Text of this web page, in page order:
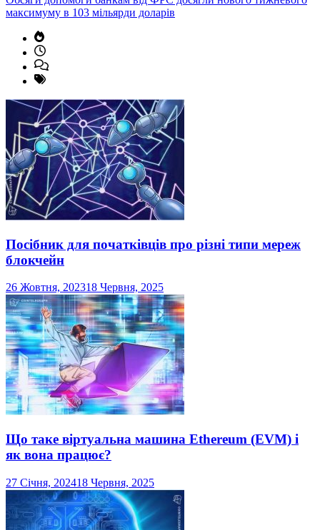
максимуму в 103 мільярди доларів
Посібник для початківців про різні типи мереж
блокчейн
26 Жовтня, 202318 Червня, 2025
Що таке віртуальна машина Ethereum (EVM) і
як вона працює?
27 Січня, 202418 Червня, 2025